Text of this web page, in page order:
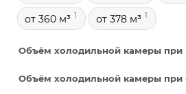
от 360 м³ 1 от 378 м³ 1
Объём холодильной камеры при
Объём холодильной камеры при -